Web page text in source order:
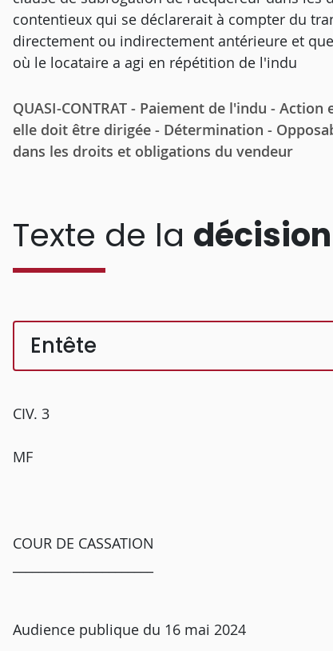
contentieux qui se déclarerait à compter du
directement ou indirectement antérieure et
où le locataire a agi en répétition de l'indu
QUASI-CONTRAT - Paiement de l'indu -
elle doit être dirigée - Détermination -
dans les droits et obligations du vendeur
Texte de la décision
Entête
CIV. 3
MF
COUR DE CASSATION
Audience publique du 16 mai 2024